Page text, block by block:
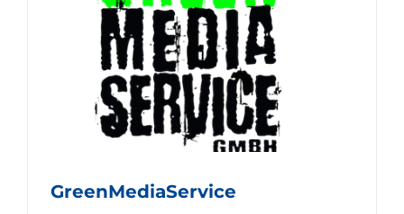
GreenMediaService